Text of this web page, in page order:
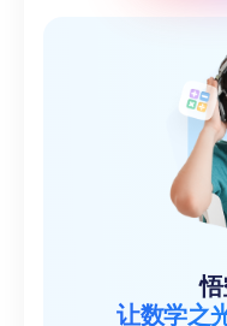
悟
让数学之